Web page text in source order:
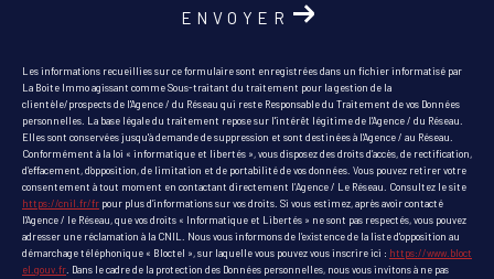
ENVOYER
Les informations recueillies sur ce formulaire sont enregistrées dans un fichier informatisé par
La Boite Immo agissant comme Sous-traitant du traitement pour la gestion de la
clientèle/prospects de l'Agence / du Réseau qui reste Responsable du Traitement de vos Données
personnelles. La base légale du traitement repose sur l'intérêt légitime de l'Agence / du Réseau.
Elles sont conservées jusqu'à demande de suppression et sont destinées à l'Agence / au Réseau.
Conformément à la loi « informatique et libertés », vous disposez des droits d’accès, de rectification,
d’effacement, d’opposition, de limitation et de portabilité de vos données. Vous pouvez retirer votre
consentement à tout moment en contactant directement l’Agence / Le Réseau. Consultez le site
https://cnil.fr/fr pour plus d’informations sur vos droits. Si vous estimez, après avoir contacté
l'Agence / le Réseau, que vos droits « Informatique et Libertés » ne sont pas respectés, vous pouvez
adresser une réclamation à la CNIL. Nous vous informons de l’existence de la liste d'opposition au
démarchage téléphonique « Bloctel », sur laquelle vous pouvez vous inscrire ici : https://www.bloct
el.gouv.fr . Dans le cadre de la protection des Données personnelles, nous vous invitons à ne pas